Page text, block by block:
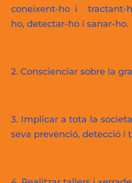
coneixent-ho i tractant-
ho, detectar-ho i sanar-ho.
2. Conscienciar sobre la
3. Implicar a tota la
seva prevenció, detecció i